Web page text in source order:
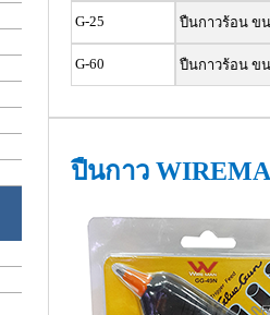
G-25
ปืนกาวร้อน ขน
G-60 ปืนกาวร้อน ขน
ปืนกาว